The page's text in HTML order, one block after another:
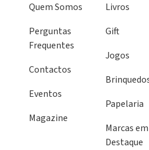
Quem Somos
Perguntas
Frequentes
Contactos
Eventos
Magazine
Livros
Gift
Jogos
Papelaria
Marcas em
Destaque